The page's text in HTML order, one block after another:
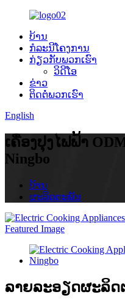
ບ້ານ
ກໍລະນີໂຄງການ
ກ່ຽວ​ກັບ​ພວກ​ເຮົາ
ວິດີໂອ
ຂ່າວ
ຕິດ​ຕໍ່​ພວກ​ເຮົາ
English
ເຄື່ອງປຸງໄຟຟ້າ
Ningbo
ບ້ານ
ຜະລິດຕະພັນ
ລາຍລະອຽດຜະລິດ